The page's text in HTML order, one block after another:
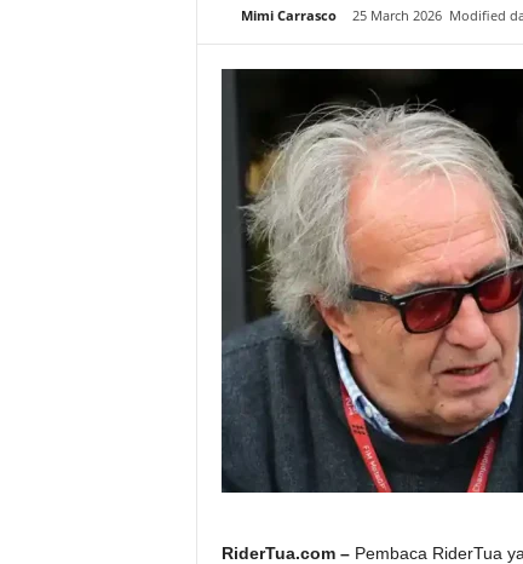
u
c
m
Mimi Carrasco- 25 March 2026 Modified
RiderTua.com –Pembaca RiderTua